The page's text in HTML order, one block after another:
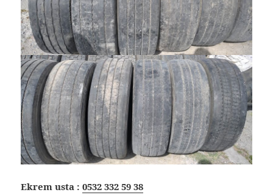
Ekrem usta :0532 332 59 38